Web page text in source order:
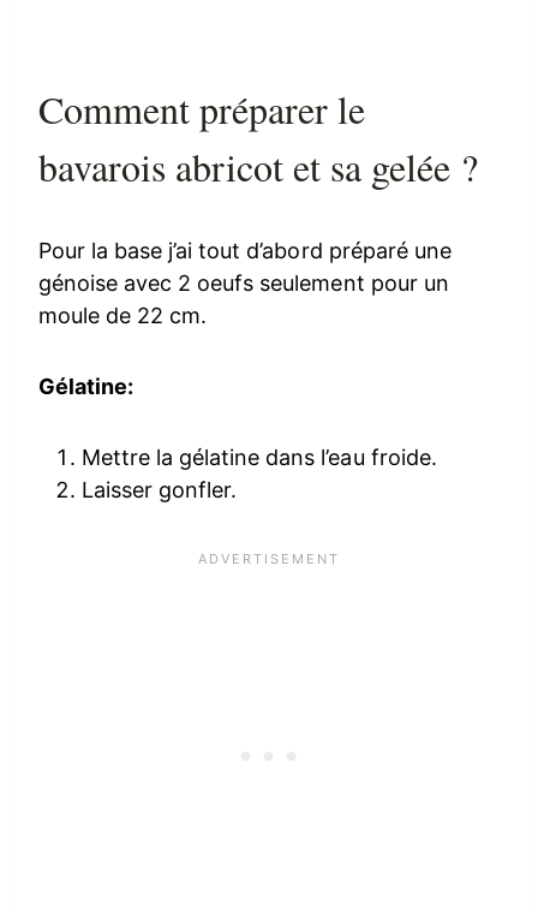
Comment préparer le
bavarois abricot et sa gelée ?
Pour la base j’ai tout d’abord préparé une
génoise avec 2 oeufs seulement pour un
moule de 22 cm.
Gélatine:
Mettre la gélatine dans l’eau froide.
Laisser gonfler.